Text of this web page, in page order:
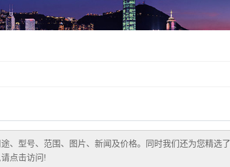
、型号、范围、图片、新闻及价格。同时我们还为您精选了
点击访问!